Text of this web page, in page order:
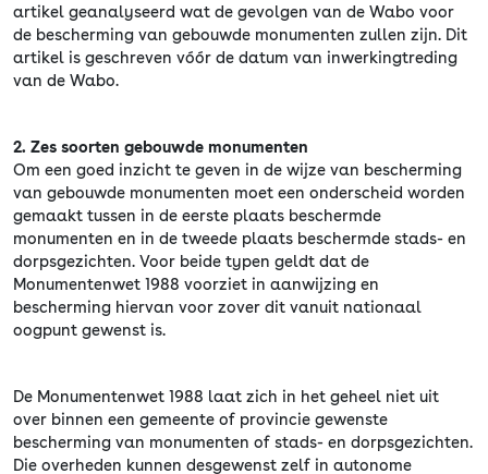
artikel geanalyseerd wat de gevolgen van de Wabo voor
de bescherming van gebouwde monumenten zullen zijn. Dit
artikel is geschreven vóór de datum van inwerkingtreding
van de Wabo.
2. Zes soorten gebouwde monumenten
Om een goed inzicht te geven in de wijze van bescherming
van gebouwde monumenten moet een onderscheid worden
gemaakt tussen in de eerste plaats beschermde
monumenten en in de tweede plaats beschermde stads- en
dorpsgezichten. Voor beide typen geldt dat de
Monumentenwet 1988 voorziet in aanwijzing en
bescherming hiervan voor zover dit vanuit nationaal
oogpunt gewenst is.
De Monumentenwet 1988 laat zich in het geheel niet uit
over binnen een gemeente of provincie gewenste
bescherming van monumenten of stads- en dorpsgezichten.
Die overheden kunnen desgewenst zelf in autonome